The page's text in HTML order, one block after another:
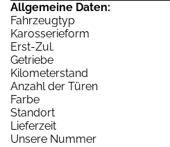
Allgemeine Daten:
Fahrzeugtyp
Karosserieform
Erst-Zul.
Getriebe
Kilometerstand
Anzahl der Türen
Farbe
Standort
Lieferzeit
Unsere Nummer